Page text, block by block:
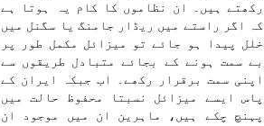
رکھتے ہیں۔ ان نظاموں کا کام یہ ہوتا ہے
کہ اگر راستے میں ریڈار جامنگ یا سگنل میں
خلل پیدا ہو جائے تو میزائل مکمل طور پر
بے سمت ہونے کے بجائے متبادل طریقوں سے
اپنی سمت برقرار رکھے۔ اب جبکہ ایران کے
پاس ایسے میزائل نسبتا محفوظ حالت میں
پہنچ چکے ہیں، ماہرین ان میں موجود ان